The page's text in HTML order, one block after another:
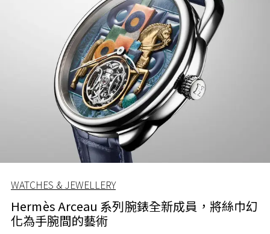
WATCHES & JEWELLERY
Hermès Arceau 系列腕錶全新成員，將絲巾幻
化為手腕間的藝術